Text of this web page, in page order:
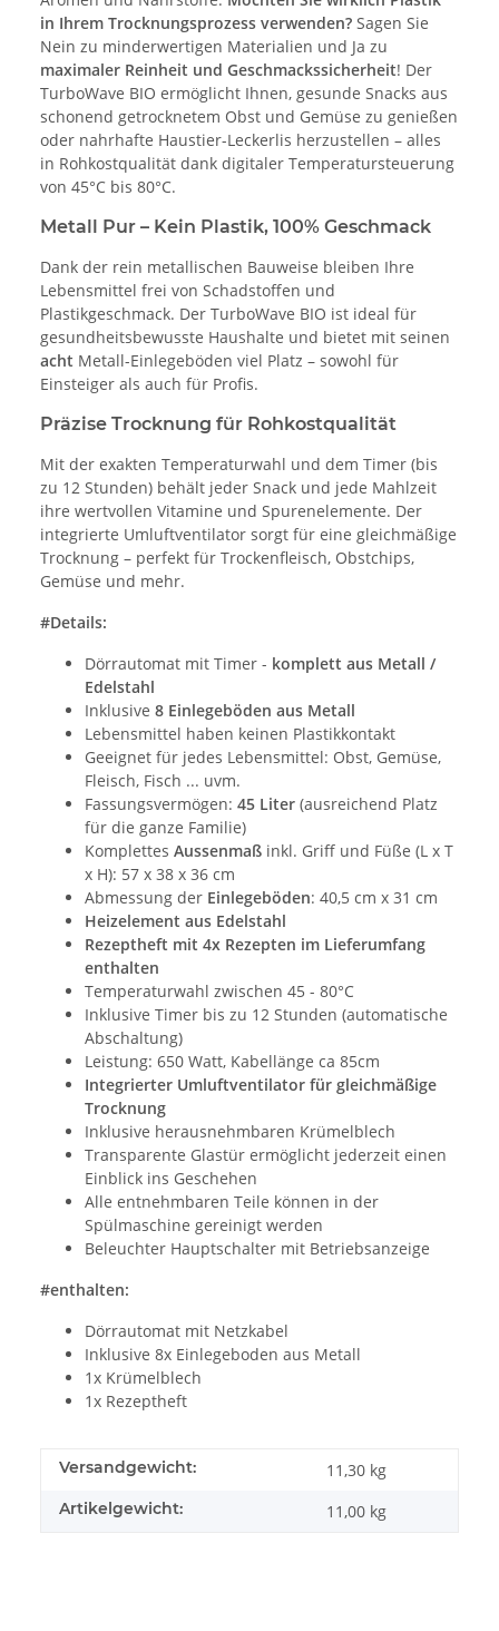
in Ihrem Trocknungsprozess verwenden? Sagen Sie
Nein zu minderwertigen Materialien und Ja zu
maximaler Reinheit und Geschmackssicherheit! Der
TurboWave BIO ermöglicht Ihnen, gesunde Snacks aus
schonend getrocknetem Obst und Gemüse zu genießen
oder nahrhafte Haustier-Leckerlis herzustellen – alles
in Rohkostqualität dank digitaler Temperatursteuerung
von 45°C bis 80°C.
Metall Pur – Kein Plastik, 100% Geschmack
Dank der rein metallischen Bauweise bleiben Ihre
Lebensmittel frei von Schadstoffen und
Plastikgeschmack. Der TurboWave BIO ist ideal für
gesundheitsbewusste Haushalte und bietet mit seinen
acht Metall-Einlegeböden viel Platz – sowohl für
Einsteiger als auch für Profis.
Präzise Trocknung für Rohkostqualität
Mit der exakten Temperaturwahl und dem Timer (bis
zu 12 Stunden) behält jeder Snack und jede Mahlzeit
ihre wertvollen Vitamine und Spurenelemente. Der
integrierte Umluftventilator sorgt für eine gleichmäßige
Trocknung – perfekt für Trockenfleisch, Obstchips,
Gemüse und mehr.
#Details:
Dörrautomat mit Timer - komplett aus Metall /
Edelstahl
Inklusive 8 Einlegeböden aus Metall
Lebensmittel haben keinen Plastikkontakt
Geeignet für jedes Lebensmittel: Obst, Gemüse,
Fleisch, Fisch ... uvm.
Fassungsvermögen: 45 Liter (ausreichend Platz
für die ganze Familie)
Komplettes Aussenmaß inkl. Griff und Füße (L x T
x H): 57 x 38 x 36 cm
Abmessung der Einlegeböden: 40,5 cm x 31 cm
Heizelement aus Edelstahl
Rezeptheft mit 4x Rezepten im Lieferumfang
enthalten
Temperaturwahl zwischen 45 - 80°C
Inklusive Timer bis zu 12 Stunden (automatische
Abschaltung)
Leistung: 650 Watt, Kabellänge ca 85cm
Integrierter Umluftventilator für gleichmäßige
Trocknung
Inklusive herausnehmbaren Krümelblech
Transparente Glastür ermöglicht jederzeit einen
Einblick ins Geschehen
Alle entnehmbaren Teile können in der
Spülmaschine gereinigt werden
Beleuchter Hauptschalter mit Betriebsanzeige
#enthalten:
Dörrautomat mit Netzkabel
Inklusive 8x Einlegeboden aus Metall
1x Krümelblech
1x Rezeptheft
Versandgewicht: 11,30 kg
Artikelgewicht: 11,00 kg